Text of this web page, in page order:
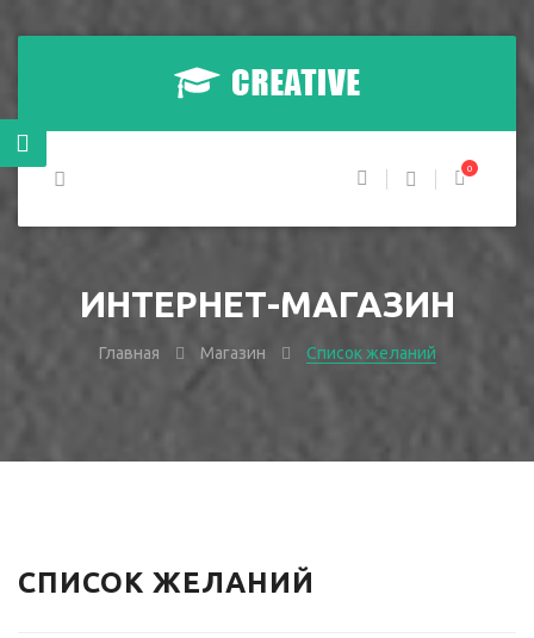
0
ИНТЕРНЕТ-МАГАЗИН
Главная Магазин Список желаний
СПИСОК ЖЕЛАНИЙ